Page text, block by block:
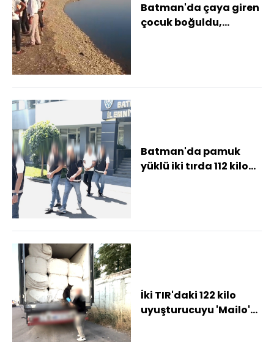
Batman'da çaya giren
çocuk boğuldu,
Batman'da pamuk
yüklü iki tırda 112 kilo
İki TIR'daki 122 kilo
uyuşturucuyu 'Mailo'